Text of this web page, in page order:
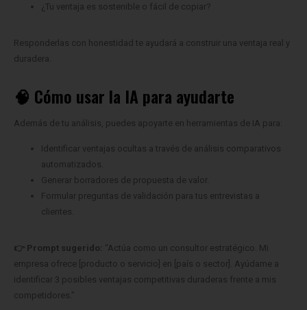
¿Tu ventaja es sostenible o fácil de copiar?
Responderlas con honestidad te ayudará a construir una ventaja real y
duradera.
🧠 Cómo usar la IA para ayudarte
Además de tu análisis, puedes apoyarte en herramientas de IA para:
Identificar ventajas ocultas a través de análisis comparativos
automatizados.
Generar borradores de propuesta de valor.
Formular preguntas de validación para tus entrevistas a
clientes.
👉 Prompt sugerido: “Actúa como un consultor estratégico. Mi
empresa ofrece [producto o servicio] en [país o sector]. Ayúdame a
identificar 3 posibles ventajas competitivas duraderas frente a mis
competidores.”